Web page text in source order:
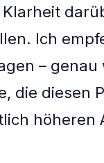
Ich
– genau
die diesen
höheren